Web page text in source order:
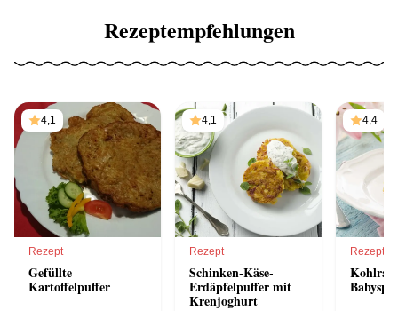
Rezeptempfehlungen
4,1
Rezept
Gefüllte
Kartoffelpuffer
4,1
Rezept
Schinken-Käse-
Erdäpfelpuffer mit
Krenjoghurt
4,4
Rezept